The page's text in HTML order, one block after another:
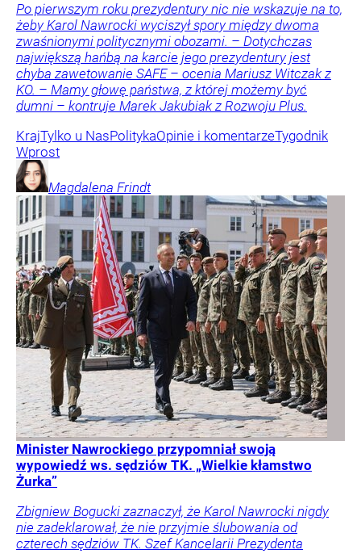
Po pierwszym roku prezydentury nic nie wskazuje na to,
żeby Karol Nawrocki wyciszył spory między dwoma
zwaśnionymi politycznymi obozami. – Dotychczas
największą hańbą na karcie jego prezydentury jest
chyba zawetowanie SAFE – ocenia Mariusz Witczak z
KO. – Mamy głowę państwa, z której możemy być
dumni – kontruje Marek Jakubiak z Rozwoju Plus.
KrajTylko u NasPolitykaOpinie i komentarzeTygodnik
Wprost
Magdalena Frindt
Minister Nawrockiego przypomniał swoją
wypowiedź ws. sędziów TK. „Wielkie kłamstwo
Żurka”
Zbigniew Bogucki zaznaczył, że Karol Nawrocki nigdy
nie zadeklarował, że nie przyjmie ślubowania od
czterech sędziów TK. Szef Kancelarii Prezydenta